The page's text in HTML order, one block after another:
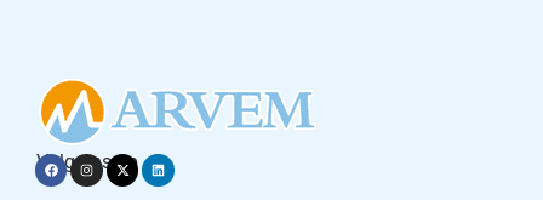
Volg ons op